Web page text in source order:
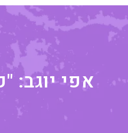
אפי יוגב: